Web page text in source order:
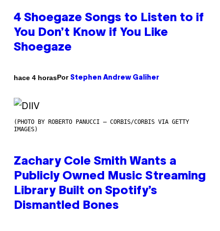
4 Shoegaze Songs to Listen to if
You Don’t Know if You Like
Shoegaze
hace 4 horasPor Stephen Andrew Galiher
(PHOTO BY ROBERTO PANUCCI – CORBIS/CORBIS VIA GETTY
IMAGES)
Zachary Cole Smith Wants a
Publicly Owned Music Streaming
Library Built on Spotify’s
Dismantled Bones